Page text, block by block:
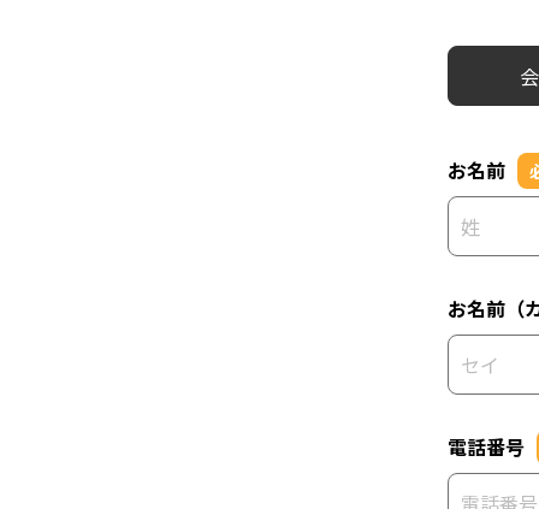
お名前
お名前（
電話番号